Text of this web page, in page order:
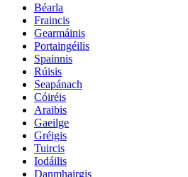
Béarla
Fraincis
Gearmáinis
Portaingéilis
Spainnis
Rúisis
Seapánach
Cóiréis
Araibis
Gaeilge
Gréigis
Tuircis
Iodáilis
Danmhairgis